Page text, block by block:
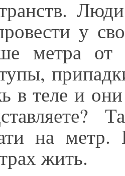
у
метра от
в теле и
на метр.
жить.